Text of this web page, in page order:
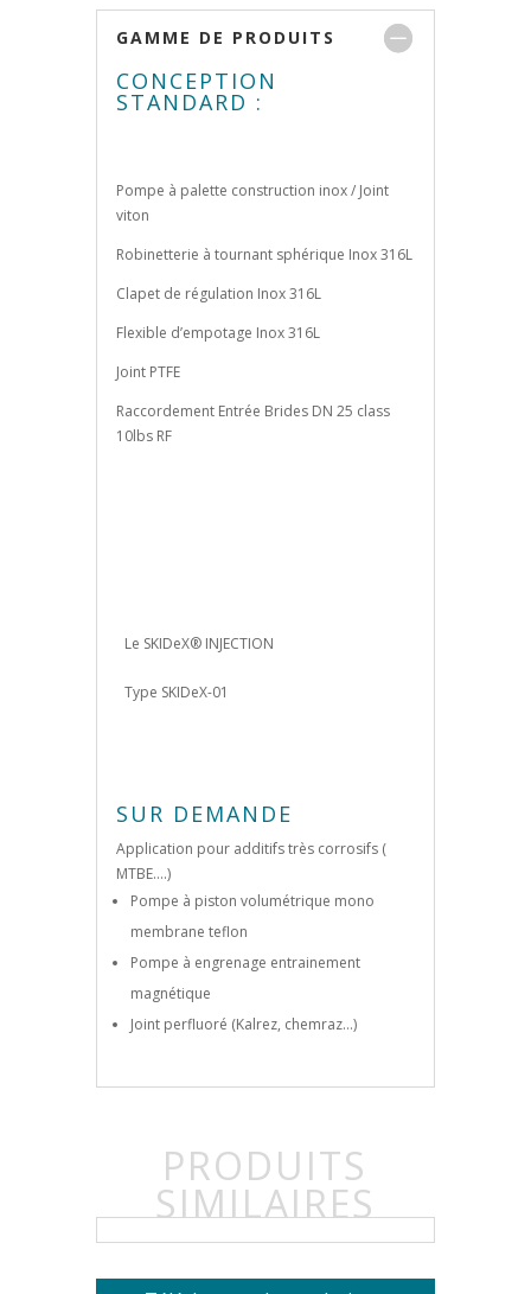
GAMME DE PRODUITS
CONCEPTION
STANDARD :
Pompe à palette construction inox / Joint
viton
Robinetterie à tournant sphérique Inox 316L
Clapet de régulation Inox 316L
Flexible d’empotage Inox 316L
Joint PTFE
Raccordement Entrée Brides DN 25 class
10lbs RF
Le SKIDeX® INJECTION
Type SKIDeX-01
SUR DEMANDE
Application pour additifs très corrosifs (
MTBE….)
Pompe à piston volumétrique mono
membrane teflon
Pompe à engrenage entrainement
magnétique
Joint perfluoré (Kalrez, chemraz…)
PRODUITS
SIMILAIRES